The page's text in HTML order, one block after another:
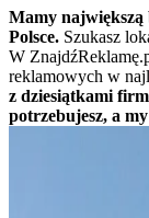
Mamy największą
Polsce. Szukasz
W
reklamowych w
z dziesiątkami
potrzebujesz, a